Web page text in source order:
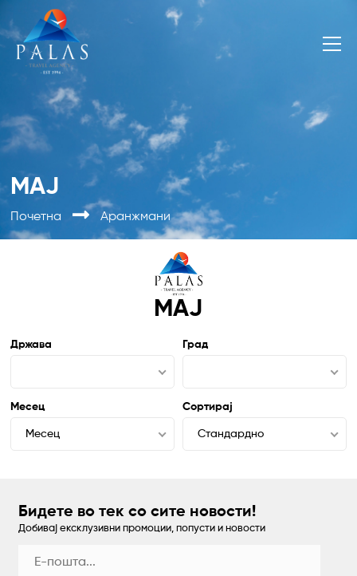
МАЈ
Почетна Аранжмани
МАЈ
Држава Град
Месец
Месец
Сортирај
Стандардно
Бидете во тек со сите новости!
Добивај ексклузивни промоции, попусти и новости